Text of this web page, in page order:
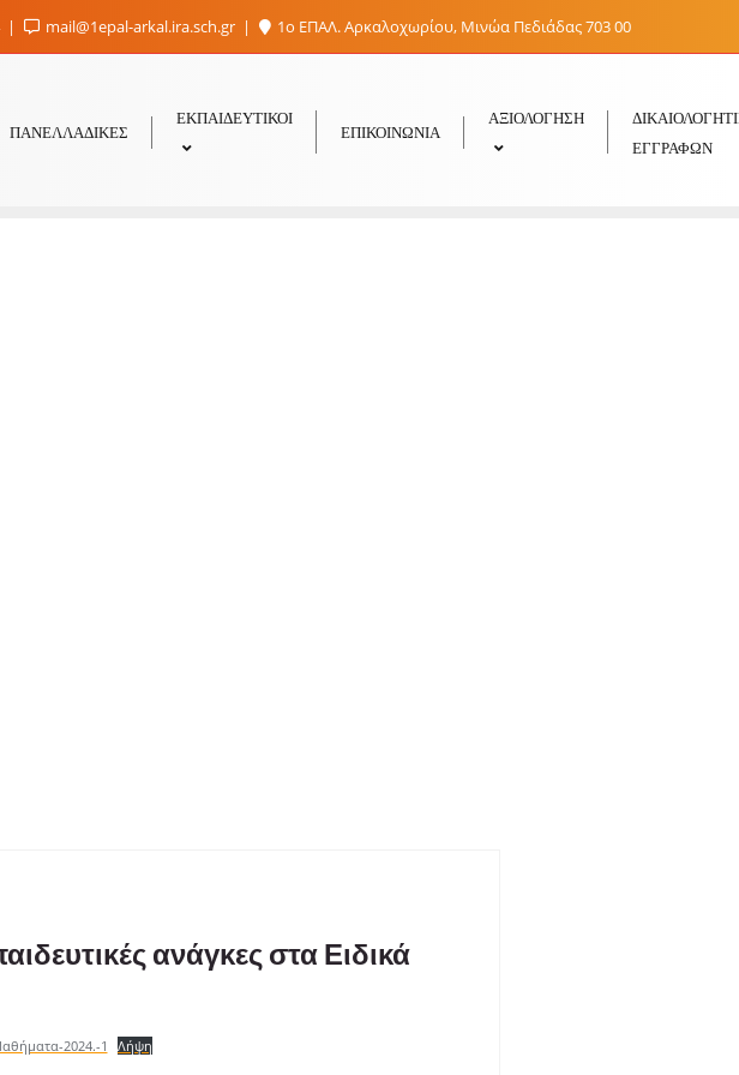
mail@1epal-arkal.ira.sch.gr 1ο ΕΠΑΛ. Αρκαλοχωρίου, Μινώα Πεδιάδας 703 00
ΠΑΝΕΛΛΑΔΙΚΕΣ
ΕΚΠΑΙΔΕΥΤΙΚΟΊ
ΕΠΙΚΟΙΝΩΝΊΑ
ΑΞΙΟΛΟΓΗΣΗ
ΕΓΓΡΑΦΏΝ
ανάγκες στα Ειδικά
2024.-1 Λήψη